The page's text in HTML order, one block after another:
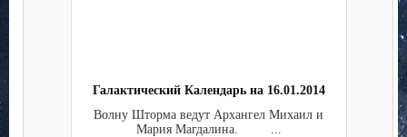
Галактический Календарь на 16.01.2014
Волну Шторма ведут Архангел Михаил и
Мария Магдалина. ...